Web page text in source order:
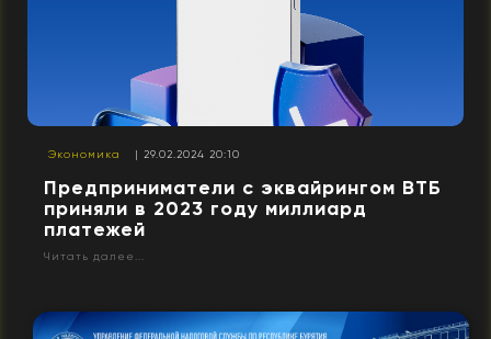
Экономика | 29.02.2024 20:10
Предприниматели с эквайрингом ВТБ
приняли в 2023 году миллиард
платежей
Читать далее...